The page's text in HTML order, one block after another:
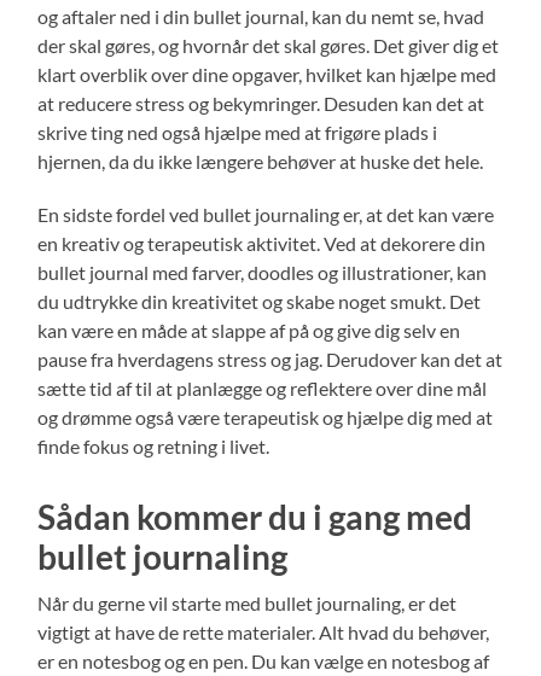
og aftaler ned i din bullet journal, kan du nemt se, hvad
der skal gøres, og hvornår det skal gøres. Det giver dig et
klart overblik over dine opgaver, hvilket kan hjælpe med
at reducere stress og bekymringer. Desuden kan det at
skrive ting ned også hjælpe med at frigøre plads i
hjernen, da du ikke længere behøver at huske det hele.
En sidste fordel ved bullet journaling er, at det kan være
en kreativ og terapeutisk aktivitet. Ved at dekorere din
bullet journal med farver, doodles og illustrationer, kan
du udtrykke din kreativitet og skabe noget smukt. Det
kan være en måde at slappe af på og give dig selv en
pause fra hverdagens stress og jag. Derudover kan det at
sætte tid af til at planlægge og reflektere over dine mål
og drømme også være terapeutisk og hjælpe dig med at
finde fokus og retning i livet.
Sådan kommer du i gang med
bullet journaling
Når du gerne vil starte med bullet journaling, er det
vigtigt at have de rette materialer. Alt hvad du behøver,
er en notesbog og en pen. Du kan vælge en notesbog af